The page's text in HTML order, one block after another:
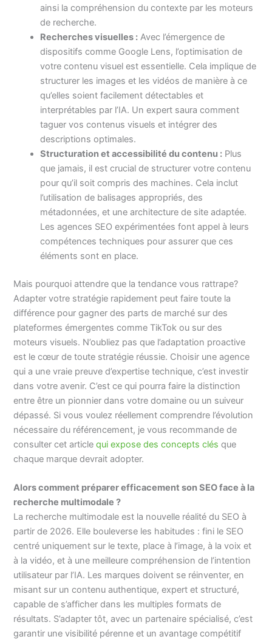
ainsi la compréhension du contexte par les moteurs
de recherche.
Recherches visuelles : Avec l’émergence de
dispositifs comme Google Lens, l’optimisation de
votre contenu visuel est essentielle. Cela implique de
structurer les images et les vidéos de manière à ce
qu’elles soient facilement détectables et
interprétables par l’IA. Un expert saura comment
taguer vos contenus visuels et intégrer des
descriptions optimales.
Structuration et accessibilité du contenu : Plus
que jamais, il est crucial de structurer votre contenu
pour qu’il soit compris des machines. Cela inclut
l’utilisation de balisages appropriés, des
métadonnées, et une architecture de site adaptée.
Les agences SEO expérimentées font appel à leurs
compétences techniques pour assurer que ces
éléments sont en place.
Mais pourquoi attendre que la tendance vous rattrape?
Adapter votre stratégie rapidement peut faire toute la
différence pour gagner des parts de marché sur des
plateformes émergentes comme TikTok ou sur des
moteurs visuels. N’oubliez pas que l’adaptation proactive
est le cœur de toute stratégie réussie. Choisir une agence
qui a une vraie preuve d’expertise technique, c’est investir
dans votre avenir. C’est ce qui pourra faire la distinction
entre être un pionnier dans votre domaine ou un suiveur
dépassé. Si vous voulez réellement comprendre l’évolution
nécessaire du référencement, je vous recommande de
consulter cet articlequi expose des concepts clés que
chaque marque devrait adopter.
Alors comment préparer efficacement son SEO face à la
recherche multimodale ?
La recherche multimodale est la nouvelle réalité du SEO à
partir de 2026. Elle bouleverse les habitudes : fini le SEO
centré uniquement sur le texte, place à l’image, à la voix et
à la vidéo, et à une meilleure compréhension de l’intention
utilisateur par l’IA. Les marques doivent se réinventer, en
misant sur un contenu authentique, expert et structuré,
capable de s’afficher dans les multiples formats de
résultats. S’adapter tôt, avec un partenaire spécialisé, c’est
garantir une visibilité pérenne et un avantage compétitif